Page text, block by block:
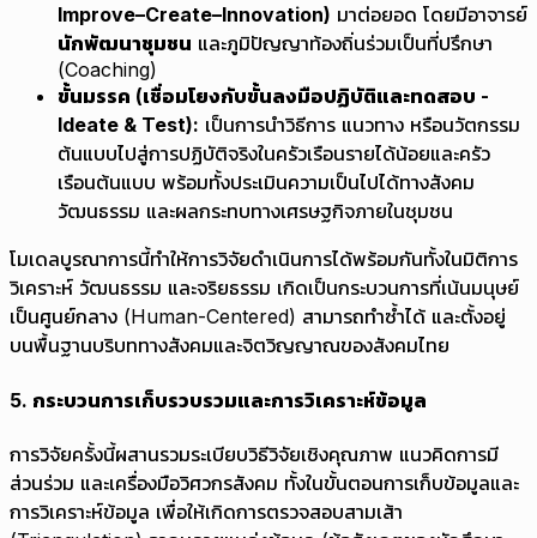
Improve–Create–Innovation) มาต่อยอด โดยมีอาจารย์
นักพัฒนาชุมชน และภูมิปัญญาท้องถิ่นร่วมเป็นที่ปรึกษา
(Coaching)
ขั้นมรรค (เชื่อมโยงกับขั้นลงมือปฏิบัติและทดสอบ -
Ideate & Test): เป็นการนำวิธีการ แนวทาง หรือนวัตกรรม
ต้นแบบไปสู่การปฏิบัติจริงในครัวเรือนรายได้น้อยและครัว
เรือนต้นแบบ พร้อมทั้งประเมินความเป็นไปได้ทางสังคม
วัฒนธรรม และผลกระทบทางเศรษฐกิจภายในชุมชน
โมเดลบูรณาการนี้ทำให้การวิจัยดำเนินการได้พร้อมกันทั้งในมิติการ
วิเคราะห์ วัฒนธรรม และจริยธรรม เกิดเป็นกระบวนการที่เน้นมนุษย์
เป็นศูนย์กลาง (Human-Centered) สามารถทำซ้ำได้ และตั้งอยู่
บนพื้นฐานบริบททางสังคมและจิตวิญญาณของสังคมไทย
5. กระบวนการเก็บรวบรวมและการวิเคราะห์ข้อมูล
การวิจัยครั้งนี้ผสานรวมระเบียบวิธีวิจัยเชิงคุณภาพ แนวคิดการมี
ส่วนร่วม และเครื่องมือวิศวกรสังคม ทั้งในขั้นตอนการเก็บข้อมูลและ
การวิเคราะห์ข้อมูล เพื่อให้เกิดการตรวจสอบสามเส้า